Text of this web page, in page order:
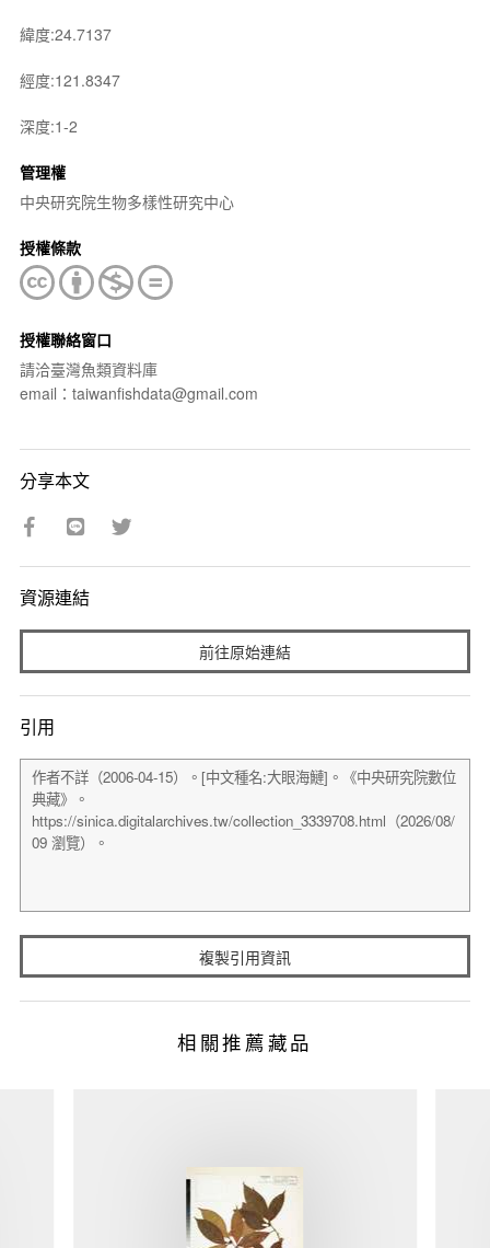
緯度:24.7137
經度:121.8347
深度:1-2
管理權
中央研究院生物多樣性研究中心
授權條款
授權聯絡窗口
請洽臺灣魚類資料庫
email：taiwanfishdata@gmail.com
分享本文
資源連結
前往原始連結
引用
複製引用資訊
相關推薦藏品